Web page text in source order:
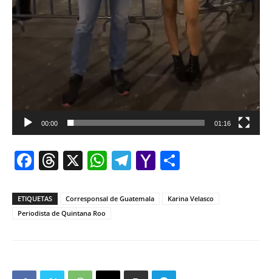
00:00 01:16
Facebook
Threads
X WhatsApp
Telegram
Yahoo
ETIQUETAS Corresponsal de Guatemala
Karina Velasco
Periodista de Quintana Roo